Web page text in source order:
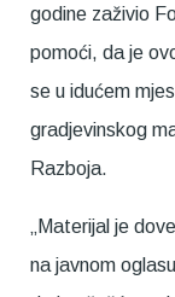
godine zaživio
pomoći, da je
se u idućem
gradjevinskog
Razboja.
„Materijal je
na javnom